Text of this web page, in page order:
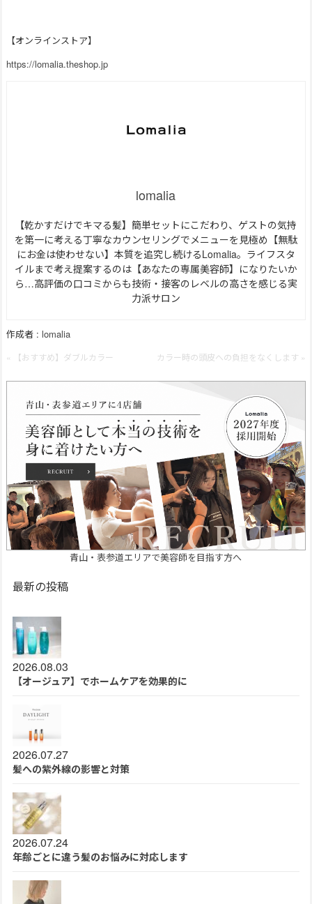
【オンラインストア】
https://lomalia.theshop.jp
lomalia
【乾かすだけでキマる髪】簡単セットにこだわり、ゲストの気持
を第一に考える丁寧なカウンセリングでメニューを見極め【無駄
にお金は使わせない】本質を追究し続けるLomalia。ライフスタ
イルまで考え提案するのは【あなたの専属美容師】になりたいか
ら…高評価の口コミからも技術・接客のレベルの高さを感じる実
力派サロン
作成者 : lomalia
« 【おすすめ】ダブルカラー カラー時の頭皮への負担をなくします »
青山・表参道エリアで美容師を目指す方へ
最新の投稿
2026.08.03
【オージュア】でホームケアを効果的に
2026.07.27
髪への紫外線の影響と対策
2026.07.24
年齢ごとに違う髪のお悩みに対応します